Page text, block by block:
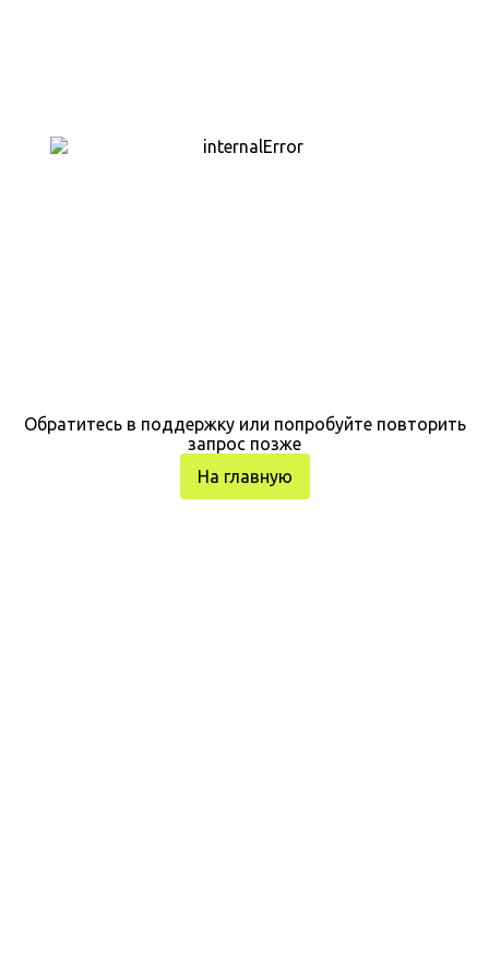
Обратитесь в поддержку или попробуйте повторить
запрос позже
На главную